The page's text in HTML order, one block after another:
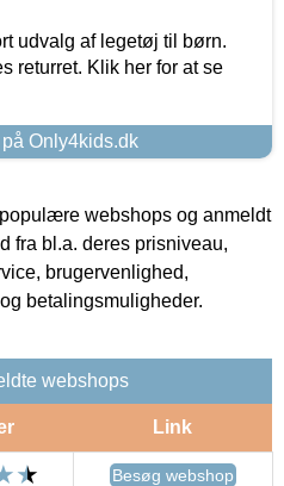
udvalg af legetøj til børn.
returret. Klik her for at se
Only4kids.dk
webshops og anmeldt
fra bl.a. deres prisniveau,
brugervenlighed,
betalingsmuligheder.
webshops
Link
Besøg webshop